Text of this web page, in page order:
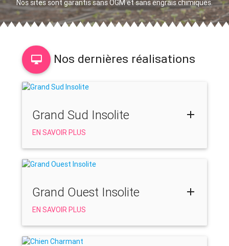
Nos sites sont garantis sans OGM et sans engrais chimiques.
Nos dernières réalisations
Grand Sud Insolite
EN SAVOIR PLUS
Grand Ouest Insolite
EN SAVOIR PLUS